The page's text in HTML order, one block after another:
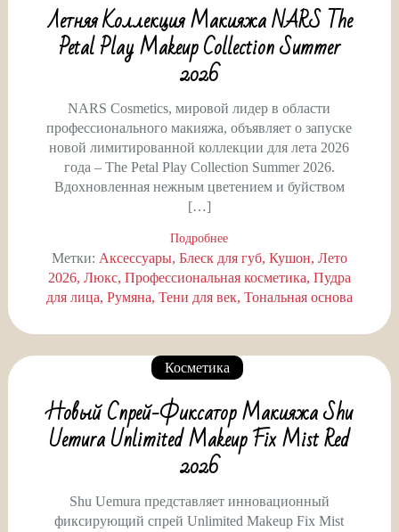
Летняя Коллекция Макияжа NARS The
Petal Play Makeup Collection Summer
2026
NARS Cosmetics, мировой лидер в области
профессионального макияжа, объявляет о запуске
новой лимитированной коллекции для лета 2026
года – The Petal Play Collection Summer 2026.
Вдохновленная нежным цветением и буйством
[…]
Подробнее
Метки: Аксессуары Блеск для губ Кушон Лето
2026 Люкс Профессиональная косметика Пудра
для лица Румяна Тени для век Тональная основа
Косметика
Новый Спрей-Фиксатор Макияжа Shu
Uemura Unlimited Makeup Fix Mist Red
2026
Shu Uemura представляет инновационный
фиксирующий спрей Unlimited Makeup Fix Mist